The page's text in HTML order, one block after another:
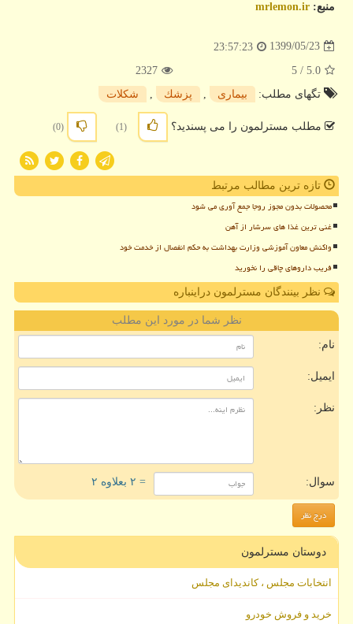
منبع: mrlemon.ir
1399/05/23
23:57:23
5.0
/ 5
2327
تگهای مطلب:
بیماری پزشك شكلات
مطلب مسترلمون را می پسندید؟ (1)
(0)
تازه ترین مطالب مرتبط
محصولات بدون مجوز روجا جمع آوری می شود
غنی ترین غذا های سرشار از آهن
واکنش معاون آموزشی وزارت بهداشت به حکم انفصال از خدمت خود
فریب داروهای چاقی را نخورید
نظر بینندگان مسترلمون دراینباره
نظر شما در مورد این مطلب
نام:
ایمیل:
نظر:
سوال: = ۲ بعلاوه ۲
دوستان مسترلمون
انتخابات مجلس ، کاندیدای مجلس
خرید و فروش خودرو